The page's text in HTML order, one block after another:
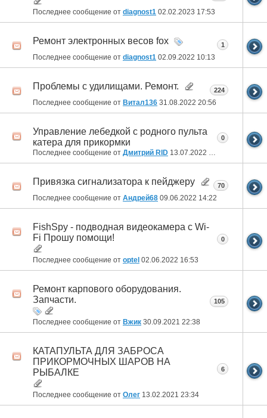
Последнее сообщение от diagnost1 02.02.2023 17:53
Ремонт электронных весов fox
Последнее сообщение от diagnost1 02.09.2022 10:13
1
Проблемы с удилищами. Ремонт.
Последнее сообщение от Витал136 31.08.2022 20:56
224
Управление лебедкой с родного пульта
катера для прикормки
Последнее сообщение от Дмитрий RID 13.07.2022
0
Привязка сигнализатора к пейджеру
Последнее сообщение от Андрей68 09.06.2022 14:22
70
FishSpy - подводная видеокамера с Wi-
Fi Прошу помощи!
Последнее сообщение от optel 02.06.2022 16:53
0
Ремонт карпового оборудования.
Запчасти.
Последнее сообщение от Вжик 30.09.2021 22:38
105
КАТАПУЛЬТА ДЛЯ ЗАБРОСА
ПРИКОРМОЧНЫХ ШАРОВ НА
РЫБАЛКЕ
Последнее сообщение от Олег 13.02.2021 23:34
6